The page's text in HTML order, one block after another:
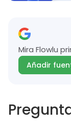
Mira Flowlu
Añadir